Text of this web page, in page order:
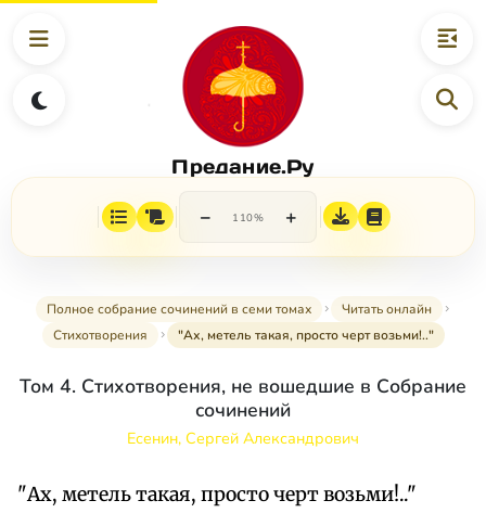
Предание.Ру
− 110% +
Полное собрание сочинений в семи томах
Читать онлайн
Стихотворения
"Ах, метель такая, просто черт возьми!.."
Том 4. Стихотворения, не вошедшие в Собрание
сочинений
Есенин, Сергей Александрович
"Ах, метель такая, просто черт возьми!.."